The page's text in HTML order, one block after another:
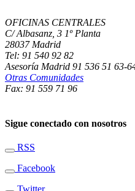
OFICINAS CENTRALES
C/ Albasanz, 3 1º Planta
28037 Madrid
Tel: 91 540 92 82
Asesoría Madrid 91 536 51 63-
Otras Comunidades
Fax: 91 559 71 96
Sigue conectado con nosotros
RSS
Facebook